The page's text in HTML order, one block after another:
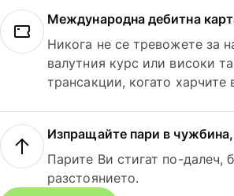
Международна дебитна
Никога не се тревожете за
валутния курс или високи
трансакции, когато харчите
Изпращайте пари в чужбина,
Парите Ви стигат по-далеч,
разстоянието.